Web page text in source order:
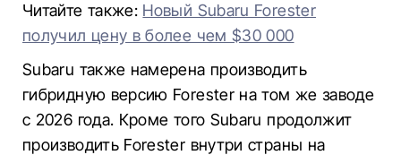
Читайте также: Новый Subaru Forester
получил цену в более чем $30 000
Subaru также намерена производить
гибридную версию Forester на том же заводе
с 2026 года. Кроме того Subaru продолжит
производить Forester внутри страны на